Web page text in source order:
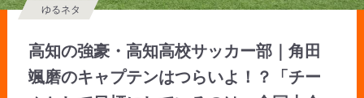
高知の強豪・高知高校サッカー部｜角田
颯磨のキャプテンはつらいよ！？「チー
ゆるネタ